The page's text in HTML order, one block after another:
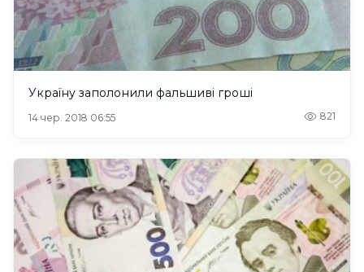
Україну заполонили фальшиві гроші
14 чер. 2018 06:55 821